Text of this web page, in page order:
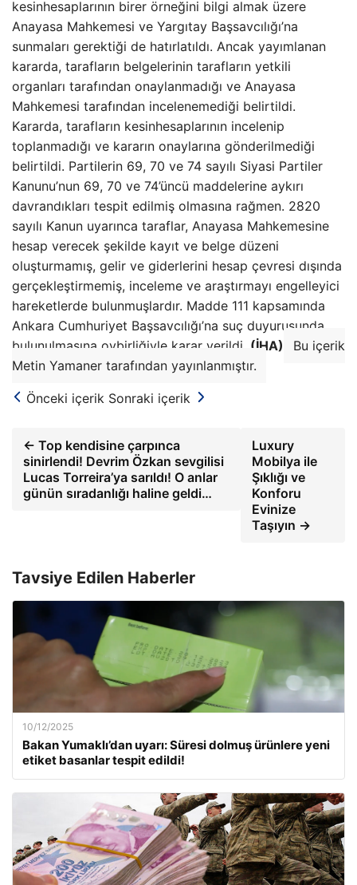
kesinhesaplarının birer örneğini bilgi almak üzere
Anayasa Mahkemesi ve Yargıtay Başsavcılığı’na
sunmaları gerektiği de hatırlatıldı. Ancak yayımlanan
kararda, tarafların belgelerinin tarafların yetkili
organları tarafından onaylanmadığı ve Anayasa
Mahkemesi tarafından incelenemediği belirtildi.
Kararda, tarafların kesinhesaplarının incelenip
toplanmadığı ve kararın onaylarına gönderilmediği
belirtildi. Partilerin 69, 70 ve 74 sayılı Siyasi Partiler
Kanunu’nun 69, 70 ve 74’üncü maddelerine aykırı
davrandıkları tespit edilmiş olmasına rağmen. 2820
sayılı Kanun uyarınca taraflar, Anayasa Mahkemesine
hesap verecek şekilde kayıt ve belge düzeni
oluşturmamış, gelir ve giderlerini hesap çevresi dışında
gerçekleştirmemiş, inceleme ve araştırmayı engelleyici
hareketlerde bulunmuşlardır. Madde 111 kapsamında
Ankara Cumhuriyet Başsavcılığı’na suç duyurusunda
bulunulmasına oybirliğiyle karar verildi. (İHA)
Bu içerik
Metin Yamaner tarafından yayınlanmıştır.
Önceki içerik Sonraki içerik
← Top kendisine çarpınca
sinirlendi! Devrim Özkan sevgilisi
Lucas Torreira’ya sarıldı! O anlar
günün sıradanlığı haline geldi…
Luxury
Mobilya ile
Şıklığı ve
Konforu
Evinize
Taşıyın →
Tavsiye Edilen Haberler
10/12/2025
Bakan Yumaklı’dan uyarı: Süresi dolmuş ürünlere yeni
etiket basanlar tespit edildi!